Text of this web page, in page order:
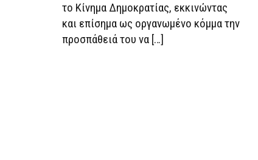
το Κίνημα Δημοκρατίας, εκκινώντας
και επίσημα ως οργανωμένο κόμμα την
προσπάθειά του να […]